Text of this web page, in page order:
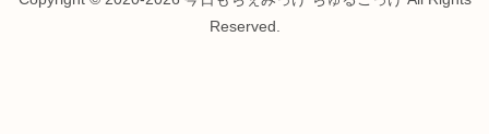
Reserved.